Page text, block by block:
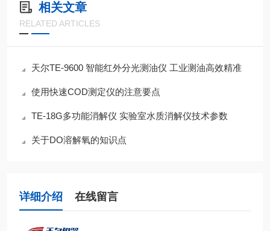
相关文章
RELATED ARTICLES
天尔TE-9600 智能红外分光测油仪 工业测油高效精准
使用快速COD测定仪的注意要点
TE-18G多功能消解仪 实验室水质消解仪技术参数
关于DO溶解氧的知识点
详细介绍 在线留言